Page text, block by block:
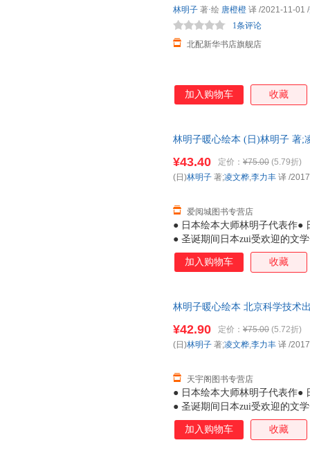
北配新华书店旗舰店
1条评论
林明子 著·绘 唐橙橙 译 /2021-11-01 /
加入购物车 收藏
林明子暖心绘本 (日)林明子 著;
● 日本绘本大师林明子代表作●
● 圣诞期间日本zui受欢迎的文
子暖暖的画风吸引到，读罢故
孩虽看上去有些胆小，但她们
诞老人，小黎便勇敢地出门去
是那么亲切，读林明子就仿佛
在书店遇见林明子，一定要把
¥43.40 定价： ¥75.00 (5.79折)
爱阅城图书专营店
(日)林明子 著;凌文桦,李力丰 译 /
加入购物车 收藏
林明子暖心绘本 北京科学技术
● 日本绘本大师林明子代表作●
● 圣诞期间日本zui受欢迎的文
子暖暖的画风吸引到，读罢故
孩虽看上去有些胆小，但她们
¥42.90 定价： ¥75.00 (5.72折)
天宇阁图书专营店
(日)林明子 著;凌文桦,李力丰 译 /
加入购物车 收藏